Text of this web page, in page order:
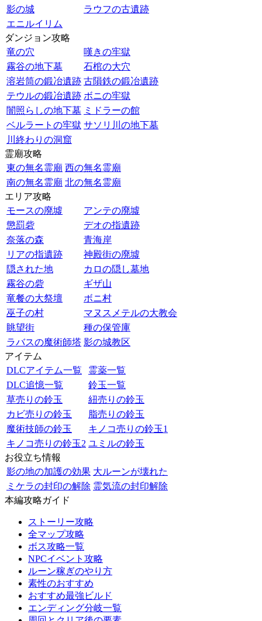
影の城
ラウフの古遺跡
エニルイリム
ダンジョン攻略
竜の穴
嘆きの牢獄
霧谷の地下墓
石棺の大穴
溶岩筒の鍛冶遺跡 古隕鉄の鍛冶遺跡
テウルの鍛冶遺跡 ボニの牢獄
闇照らしの地下墓 ミドラーの館
ベルラートの牢獄 サソリ川の地下墓
川終わりの洞窟
霊廟攻略
東の無名霊廟 西の無名霊廟
南の無名霊廟 北の無名霊廟
エリア攻略
モースの廃墟
アンテの廃墟
懲罰砦
デオの指遺跡
奈落の森
青海岸
リアの指遺跡
神殿街の廃墟
隠された地
カロの隠し墓地
霧谷の砦
ギザ山
竜餐の大祭壇
ボニ村
巫子の村
マヌスメテルの大教会
眺望街
種の保管庫
ラバスの魔術師塔 影の城教区
アイテム
DLCアイテム一覧
霊薬一覧
DLC追憶一覧
鈴玉一覧
草売りの鈴玉
紐売りの鈴玉
カビ売りの鈴玉
脂売りの鈴玉
魔術技師の鈴玉
キノコ売りの鈴玉1
キノコ売りの鈴玉2 ユミルの鈴玉
お役立ち情報
影の地の加護の効果 大ルーンが壊れた
ミケラの封印の解除 霊気流の封印解除
本編攻略ガイド
ストーリー攻略
全マップ攻略
ボス攻略一覧
NPCイベント攻略
ルーン稼ぎのやり方
素性のおすすめ
おすすめ最強ビルド
エンディング分岐一覧